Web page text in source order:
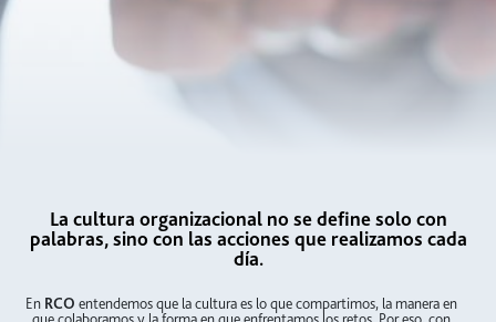
La cultura organizacional no se define solo con
palabras, sino con las acciones que realizamos cada
día.
En RCO entendemos que la cultura es lo que compartimos, la manera en